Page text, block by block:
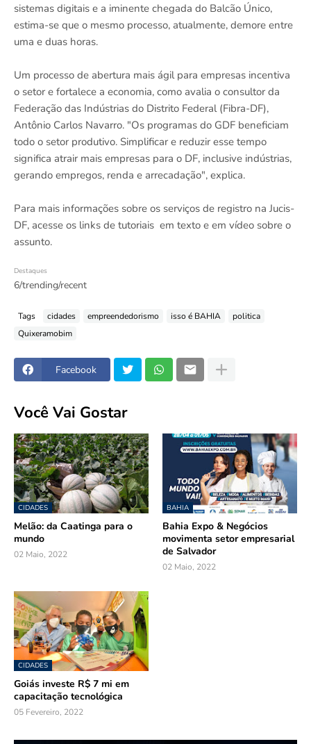
sistemas digitais e a iminente chegada do Balcão Único,
estima-se que o mesmo processo, atualmente, demore entre
uma e duas horas.
Um processo de abertura mais ágil para empresas incentiva
o setor e fortalece a economia, como avalia o consultor da
Federação das Indústrias do Distrito Federal (Fibra-DF),
Antônio Carlos Navarro. "Os programas do GDF beneficiam
todo o setor produtivo. Simplificar e reduzir esse tempo
significa atrair mais empresas para o DF, inclusive indústrias,
gerando empregos, renda e arrecadação", explica.
Para mais informações sobre os serviços de registro na Jucis-
DF, acesse os links de tutoriais em texto e em vídeo sobre o
assunto.
Destaques
6/trending/recent
Tags cidades empreendedorismo isso é BAHIA
politica
Quixeramobim
Facebook
Você Vai Gostar
CIDADES
Melão: da Caatinga para o
mundo
02 Maio, 2022
BAHIA
Bahia Expo & Negócios
movimenta setor empresarial
de Salvador
02 Maio, 2022
CIDADES
Goiás investe R$ 7 mi em
capacitação tecnológica
05 Fevereiro, 2022